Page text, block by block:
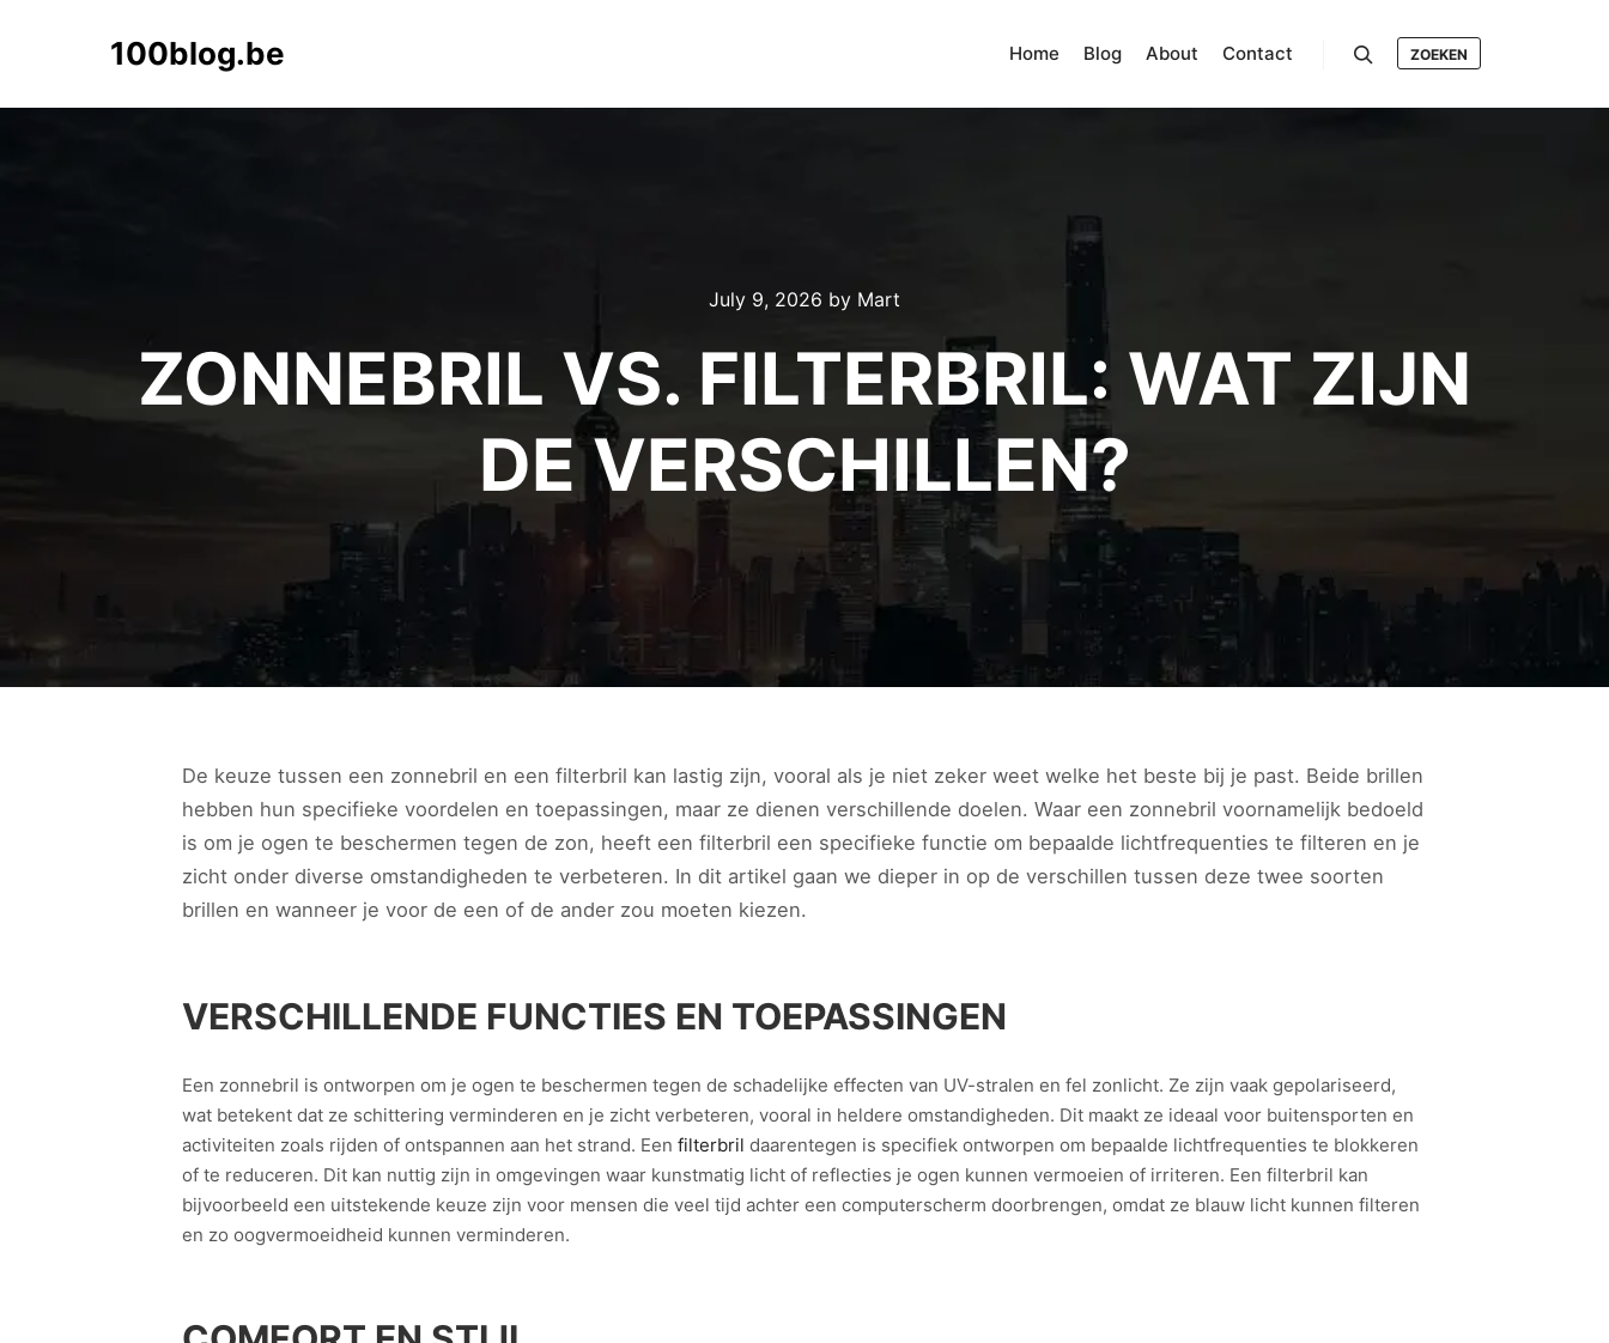
100blog.be Home Blog About Contact ZOEKEN
July 9, 2026 by Mart
ZONNEBRIL VS. FILTERBRIL: WAT ZIJN
DE VERSCHILLEN?
De keuze tussen een zonnebril en een filterbril kan lastig zijn, vooral als je niet zeker weet welke het beste bij je past. Beide brillen
hebben hun specifieke voordelen en toepassingen, maar ze dienen verschillende doelen. Waar een zonnebril voornamelijk bedoeld
is om je ogen te beschermen tegen de zon, heeft een filterbril een specifieke functie om bepaalde lichtfrequenties te filteren en je
zicht onder diverse omstandigheden te verbeteren. In dit artikel gaan we dieper in op de verschillen tussen deze twee soorten
brillen en wanneer je voor de een of de ander zou moeten kiezen.
VERSCHILLENDE FUNCTIES EN TOEPASSINGEN
Een zonnebril is ontworpen om je ogen te beschermen tegen de schadelijke effecten van UV-stralen en fel zonlicht. Ze zijn vaak gepolariseerd,
wat betekent dat ze schittering verminderen en je zicht verbeteren, vooral in heldere omstandigheden. Dit maakt ze ideaal voor buitensporten en
activiteiten zoals rijden of ontspannen aan het strand. Een filterbril daarentegen is specifiek ontworpen om bepaalde lichtfrequenties te blokkeren
of te reduceren. Dit kan nuttig zijn in omgevingen waar kunstmatig licht of reflecties je ogen kunnen vermoeien of irriteren. Een filterbril kan
bijvoorbeeld een uitstekende keuze zijn voor mensen die veel tijd achter een computerscherm doorbrengen, omdat ze blauw licht kunnen filteren
en zo oogvermoeidheid kunnen verminderen.